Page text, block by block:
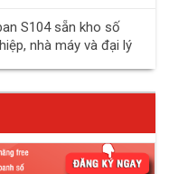
S104 sẵn kho số
nhà máy và đại lý